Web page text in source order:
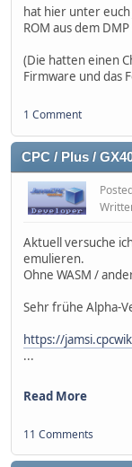
hat hier unter
ROM aus dem
(Die hatten einen
Firmware und das
1 Comment
CPC / Plus /
Aktuell versuche
emulieren.
Ohne WASM /
Sehr frühe Alpha-
https://
...
Read More
11 Comments